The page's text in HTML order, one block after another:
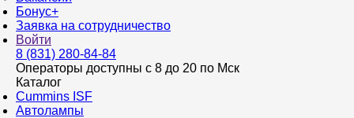
Бонус+
Заявка на сотрудничество
Войти
8 (831) 280-84-84
Операторы доступны с 8 до 20 по Мск
Каталог
Cummins ISF
Автолампы